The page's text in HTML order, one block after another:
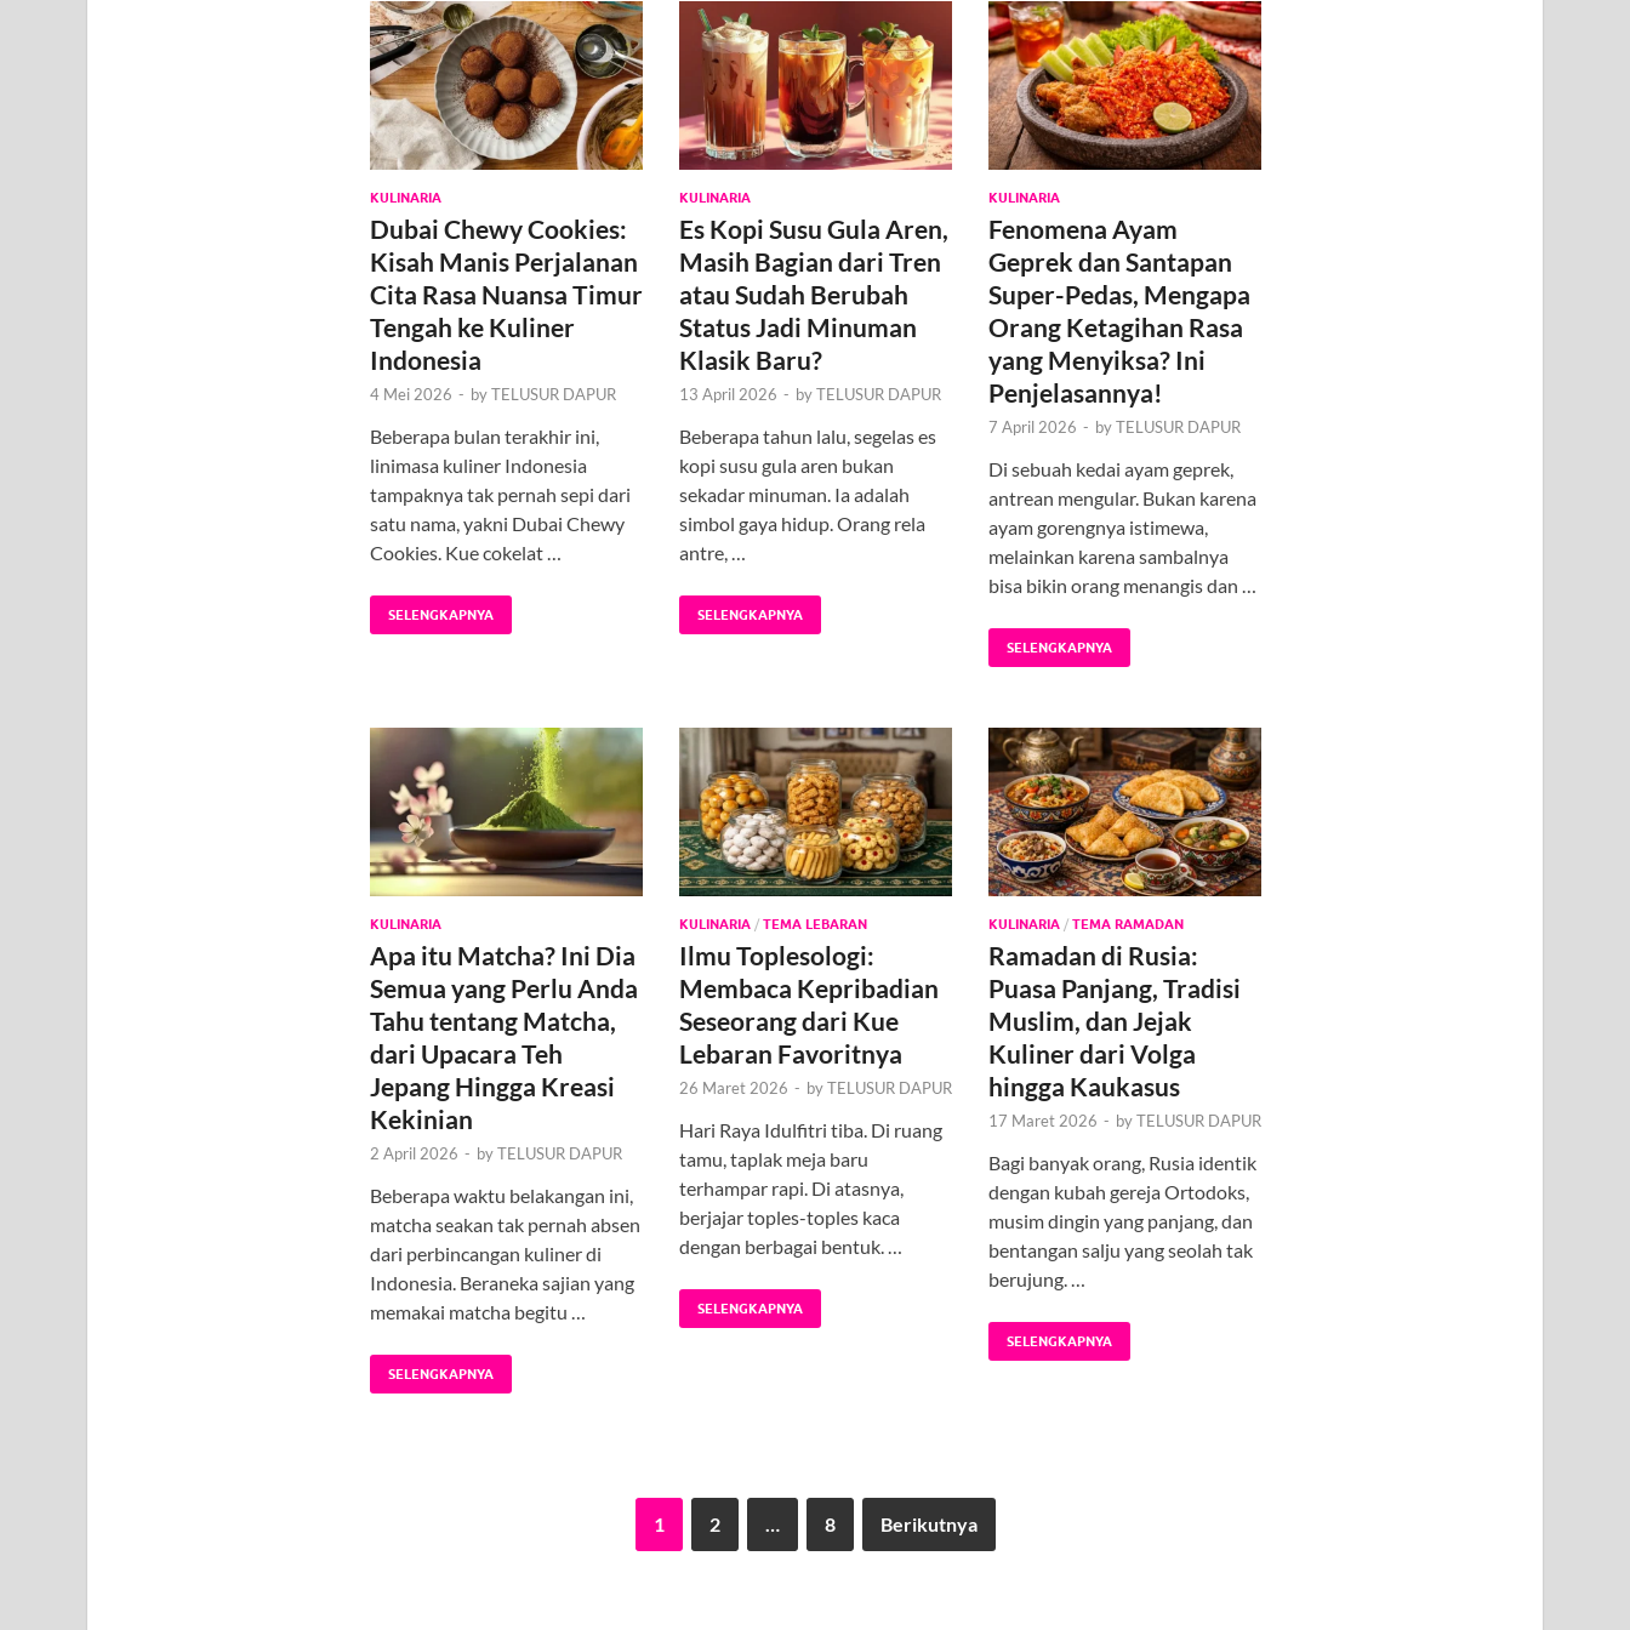
KULINARIA
Dubai Chewy Cookies:
Kisah Manis Perjalanan
Cita Rasa Nuansa Timur
Tengah ke Kuliner
Indonesia
4 Mei 2026 - byTELUSUR DAPUR
Beberapa bulan terakhir ini,
linimasa kuliner Indonesia
tampaknya tak pernah sepi dari
satu nama, yakni Dubai Chewy
Cookies. Kue cokelat …
SELENGKAPNYA
KULINARIA
Es Kopi Susu Gula Aren,
Masih Bagian dari Tren
atau Sudah Berubah
Status Jadi Minuman
Klasik Baru?
13 April 2026 - byTELUSUR DAPUR
Beberapa tahun lalu, segelas es
kopi susu gula aren bukan
sekadar minuman. Ia adalah
simbol gaya hidup. Orang rela
antre, …
SELENGKAPNYA
KULINARIA
Fenomena Ayam
Geprek dan Santapan
Super-Pedas, Mengapa
Orang Ketagihan Rasa
yang Menyiksa? Ini
Penjelasannya!
7 April 2026 - byTELUSUR DAPUR
Di sebuah kedai ayam geprek,
antrean mengular. Bukan karena
ayam gorengnya istimewa,
melainkan karena sambalnya
bisa bikin orang menangis dan …
SELENGKAPNYA
KULINARIA
Apa itu Matcha? Ini Dia
Semua yang Perlu Anda
Tahu tentang Matcha,
dari Upacara Teh
Jepang Hingga Kreasi
Kekinian
2 April 2026 - byTELUSUR DAPUR
Beberapa waktu belakangan ini,
matcha seakan tak pernah absen
dari perbincangan kuliner di
Indonesia. Beraneka sajian yang
memakai matcha begitu …
SELENGKAPNYA
KULINARIA/ TEMA LEBARAN
Ilmu Toplesologi:
Membaca Kepribadian
Seseorang dari Kue
Lebaran Favoritnya
26 Maret 2026 - byTELUSUR DAPUR
Hari Raya Idulfitri tiba. Di ruang
tamu, taplak meja baru
terhampar rapi. Di atasnya,
berjajar toples-toples kaca
dengan berbagai bentuk. …
SELENGKAPNYA
KULINARIA/ TEMA RAMADAN
Ramadan di Rusia:
Puasa Panjang, Tradisi
Muslim, dan Jejak
Kuliner dari Volga
hingga Kaukasus
17 Maret 2026 - byTELUSUR DAPUR
Bagi banyak orang, Rusia identik
dengan kubah gereja Ortodoks,
musim dingin yang panjang, dan
bentangan salju yang seolah tak
berujung. …
SELENGKAPNYA
1 2 … 8 Berikutnya